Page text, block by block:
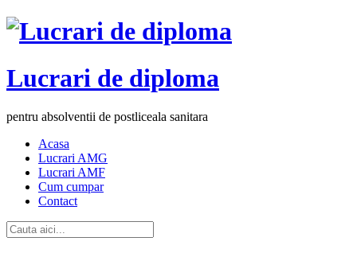
Lucrari de diploma
pentru absolventii de postliceala sanitara
Acasa
Lucrari AMG
Lucrari AMF
Cum cumpar
Contact